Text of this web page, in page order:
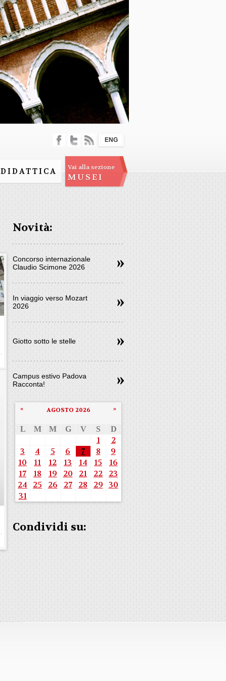
DIDATTICA Vai alla sezione
MUSEI
ENG
Novità:
Concorso internazionale
Claudio Scimone 2026
In viaggio verso Mozart
2026
Giotto sotto le stelle
Campus estivo Padova
Racconta!
AGOSTO 2026
« »
L M M G V S D
1
2
3
4 5 6 7 8
9
10
11 12 13 14 15
16
17
18 19 20 21 22
23
24
25 26 27 28 29 30
31
Condividi su: